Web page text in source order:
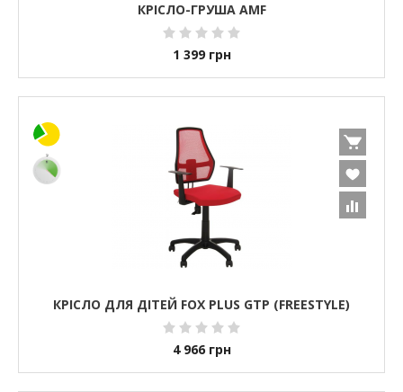
КРІСЛО-ГРУША AMF
1 399 грн
КРІСЛО ДЛЯ ДІТЕЙ FOX PLUS GTP (FREESTYLE)
4 966 грн